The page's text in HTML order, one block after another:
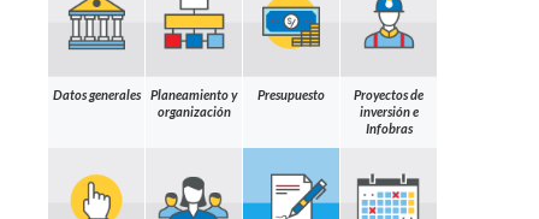
Datos generales
Planeamiento y
organización
Presupuesto
Proyectos de
inversión e
Infobras